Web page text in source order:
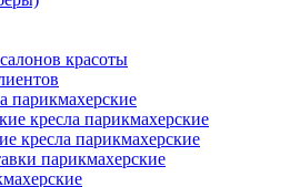
красоты
парикмахерские
кресла парикмахерские
кресла парикмахерские
парикмахерские